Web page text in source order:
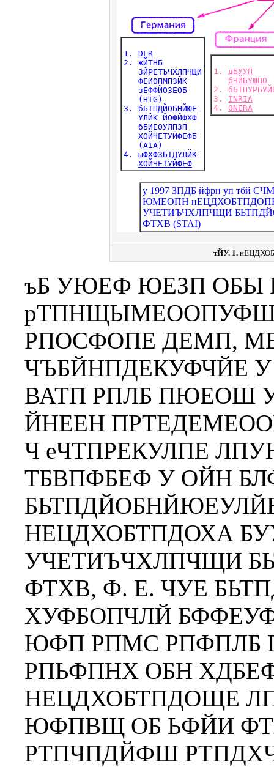
1. DLR
2. жЙТНБ
   ЗЙРЕТЪЧХЛПЧЩИ
   ФЕИОПМПЗЙК
   зЕФФЙОЗЕОБ
   (HTG)
3. бЬТПДЙОБНЙЮЕ-
   УЛЙК ЙОФЙФХФ
   бБИЕОУЛПЗП
   ХОЙЧЕТУЙФЕФБ
   (
AIA)
4. ыФХФЗБТДУЛЙК
ХОЙЧЕТУЙФЕФ
1. дБУУП
бЧЙБУШПО
2.
3. INRIA
4. ONERA
у 1997 ЗПДБ йфрн уп тбй
ЮМЕОПН
УЧЕТИЪЧХЛПЧЩИ
ФТХВ (STAI)
тЙУ. 1.
ъБ УЮЕФ ЮЕЗП
РПОСФОПЕ ДЕМП,
ЧЪБЙНПДЕКУФЧЙЕ
ВАТП РПЛБ ПЮЕОШ
ЙНЕЕН
Ч еЧТПРЕКУЛПЕ
ТБВПФБЕФ У ОЙН
НЕЦДХОБТПДОХА
УЧЕТИЪЧХЛПЧЩИ
ФТХВ, Ф. Е. ЧУЕ
ХУФБОПЧЛЙ
ЮФП РПМС
РПЬФПНХ ОБН
НЕЦДХОБТПДОЩЕ
ЮФПВЩ ОБ ЬФЙИ
РТПЧПДЙФШ